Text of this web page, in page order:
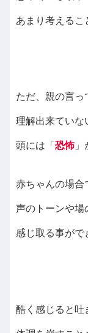
あまり考えるこ
ただ、親の言っ
理解出来ていな
頭には「 恐怖
赤ちゃんの場合
声のトーンや場
感じ取る事がで
酷く感じると吐